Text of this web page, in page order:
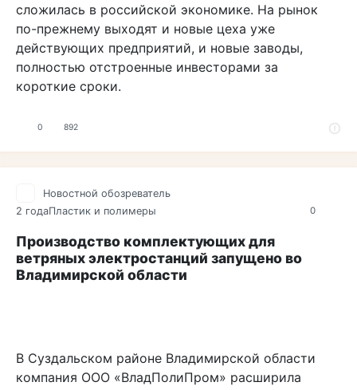
сложилась в российской экономике. На рынок
по-прежнему выходят и новые цеха уже
действующих предприятий, и новые заводы,
полностью отстроенные инвесторами за
короткие сроки.
0 892
0
Новостной обозреватель
2 годаПластик и полимеры
Производство комплектующих для
ветряных электростанций запущено во
Владимирской области
В Суздальском районе Владимирской области
компания ООО «ВладПолиПром» расширила